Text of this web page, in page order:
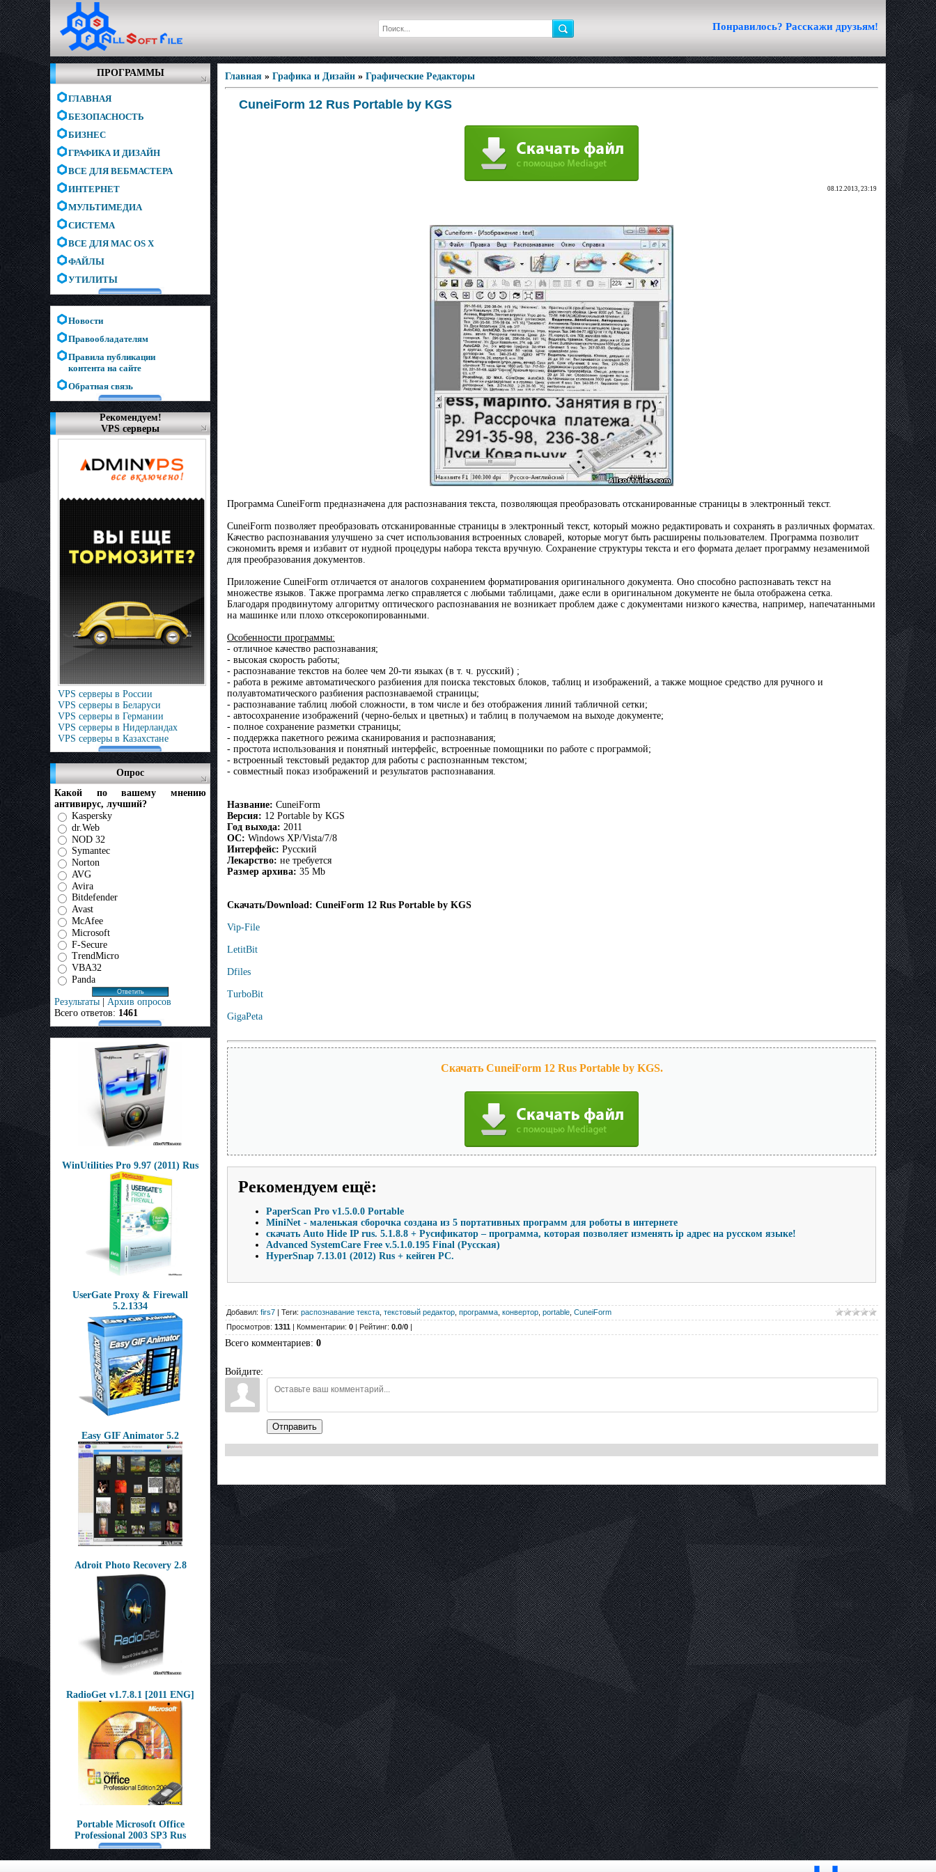
Понравилось? Расскажи друзьям!
ПРОГРАММЫ
ГЛАВНАЯ
БЕЗОПАСНОСТЬ
БИЗНЕС
ГРАФИКА И ДИЗАЙН
ВСЕ ДЛЯ ВЕБМАСТЕРА
ИНТЕРНЕТ
МУЛЬТИМЕДИА
СИСТЕМА
ВСЕ ДЛЯ MAC OS X
ФАЙЛЫ
УТИЛИТЫ
Новости
Правообладателям
Правила публикации
контента на сайте
Обратная связь
Рекомендуем!
VPS серверы
VPS серверы в России
VPS серверы в Беларуси
VPS серверы в Германии
VPS серверы в Нидерландах
VPS серверы в Казахстане
Опрос
Какой по вашему мнению
антивирус, лучший?
Kaspersky
dr.Web
NOD 32
Symantec
Norton
AVG
Avira
Bitdefender
Avast
McAfee
Microsoft
F-Secure
TrendMicro
VBA32
Panda
Результаты | Архив опросов
Всего ответов: 1461
WinUtilities Pro 9.97 (2011) Rus
UserGate Proxy & Firewall
5.2.1334
Easy GIF Animator 5.2
Adroit Photo Recovery 2.8
RadioGet v1.7.8.1 [2011 ENG]
Portable Microsoft Office
Professional 2003 SP3 Rus
Главная » Графика и Дизайн » Графические Редакторы
CuneiForm 12 Rus Portable by KGS
08.12.2013, 23:19
Программа CuneiForm предназначена для распознавания текста, позволяющая преобразовать отсканированные страницы в электронный текст.
CuneiForm позволяет преобразовать отсканированные страницы в электронный текст, который можно редактировать и сохранять в различных форматах.
Качество распознавания улучшено за счет использования встроенных словарей, которые могут быть расширены пользователем. Программа позволит
сэкономить время и избавит от нудной процедуры набора текста вручную. Сохранение структуры текста и его формата делает программу незаменимой
для преобразования документов.
Приложение CuneiForm отличается от аналогов сохранением форматирования оригинального документа. Оно способно распознавать текст на
множестве языков. Также программа легко справляется с любыми таблицами, даже если в оригинальном документе не была отображена сетка.
Благодаря продвинутому алгоритму оптического распознавания не возникает проблем даже с документами низкого качества, например, напечатанными
на машинке или плохо отксерокопированными.
Особенности программы:
- отличное качество распознавания;
- высокая скорость работы;
- распознавание текстов на более чем 20-ти языках (в т. ч. русский) ;
- работа в режиме автоматического разбиения для поиска текстовых блоков, таблиц и изображений, а также мощное средство для ручного и
полуавтоматического разбиения распознаваемой страницы;
- распознавание таблиц любой сложности, в том числе и без отображения линий табличной сетки;
- автосохранение изображений (черно-белых и цветных) и таблиц в получаемом на выходе документе;
- полное сохранение разметки страницы;
- поддержка пакетного режима сканирования и распознавания;
- простота использования и понятный интерфейс, встроенные помощники по работе с программой;
- встроенный текстовый редактор для работы с распознанным текстом;
- совместный показ изображений и результатов распознавания.
Название: CuneiForm
Версия: 12 Portable by KGS
Год выхода: 2011
ОС: Windows XP/Vista/7/8
Интерфейс: Русский
Лекарство: не требуется
Размер архива: 35 Mb
Скачать/Download: CuneiForm 12 Rus Portable by KGS
Vip-File
LetitBit
Dfiles
TurboBit
GigaPeta
Скачать CuneiForm 12 Rus Portable by KGS.
Рекомендуем ещё:
PaperScan Pro v1.5.0.0 Portable
MiniNet - маленькая сборочка создана из 5 портативных программ для роботы в интернете
скачать Auto Hide IP rus. 5.1.8.8 + Русификатор – программа, которая позволяет изменять ip адрес на русском языке!
Advanced SystemCare Free v.5.1.0.195 Final (Русская)
HyperSnap 7.13.01 (2012) Rus + кейген PC.
Добавил: firs7 | Теги: распознавание текста текстовый редактор программа конвертор portable CuneiForm
Просмотров: 1311 | Комментарии: 0 | Рейтинг: 0.0/0 |
Всего комментариев: 0
Войдите:
Отправить